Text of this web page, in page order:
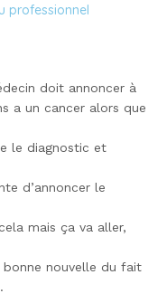
professionnel
doit annoncer à
a un cancer alors que
le diagnostic et
d’annoncer le
mais ça va aller,
bonne nouvelle du fait